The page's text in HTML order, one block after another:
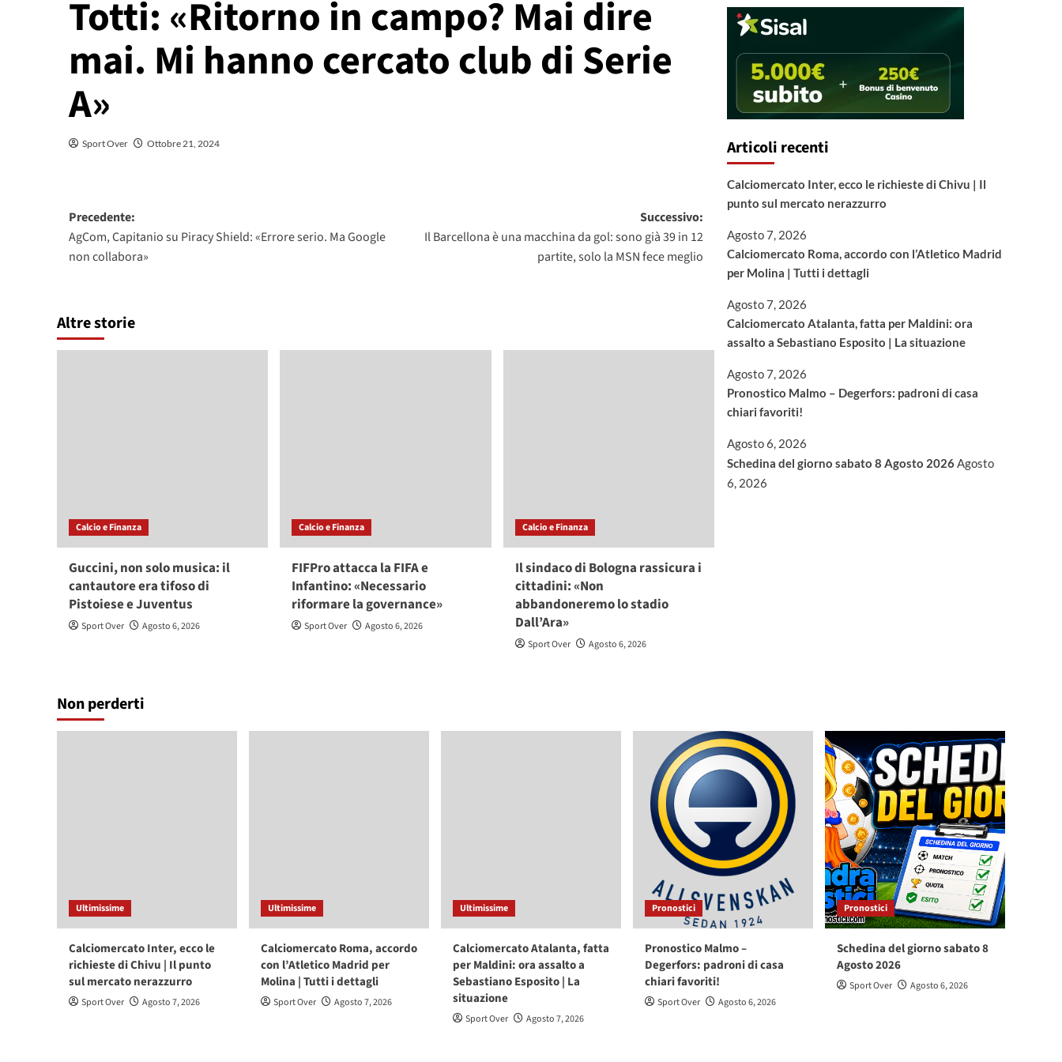
Totti: «Ritorno in campo? Mai dire
mai. Mi hanno cercato club di Serie
A»
Sport Over Ottobre 21, 2024
Navigazione
articolo
Precedente:
AgCom, Capitanio su Piracy Shield: «Errore serio. Ma Google
non collabora»
Successivo:
Il Barcellona è una macchina da gol: sono già 39 in 12
partite, solo la MSN fece meglio
Altre storie
Calcio e Finanza
Guccini, non solo musica: il
cantautore era tifoso di
Pistoiese e Juventus
Sport Over Agosto 6, 2026
Calcio e Finanza
FIFPro attacca la FIFA e
Infantino: «Necessario
riformare la governance»
Sport Over Agosto 6, 2026
Calcio e Finanza
Il sindaco di Bologna rassicura i
cittadini: «Non
abbandoneremo lo stadio
Dall’Ara»
Sport Over Agosto 6, 2026
Articoli recenti
Calciomercato Inter, ecco le richieste di Chivu | Il
punto sul mercato nerazzurro
Agosto 7, 2026
Calciomercato Roma, accordo con l’Atletico Madrid
per Molina | Tutti i dettagli
Agosto 7, 2026
Calciomercato Atalanta, fatta per Maldini: ora
assalto a Sebastiano Esposito | La situazione
Agosto 7, 2026
Pronostico Malmo – Degerfors: padroni di casa
chiari favoriti!
Agosto 6, 2026
Schedina del giorno sabato 8 Agosto 2026Agosto
6, 2026
Non perderti
Ultimissime
Calciomercato Inter, ecco le
richieste di Chivu | Il punto
sul mercato nerazzurro
Sport Over Agosto 7, 2026
Ultimissime
Calciomercato Roma, accordo
con l’Atletico Madrid per
Molina | Tutti i dettagli
Sport Over Agosto 7, 2026
Ultimissime
Calciomercato Atalanta, fatta
per Maldini: ora assalto a
Sebastiano Esposito | La
situazione
Sport Over Agosto 7, 2026
Pronostici
Pronostico Malmo –
Degerfors: padroni di casa
chiari favoriti!
Sport Over Agosto 6, 2026
Pronostici
Schedina del giorno sabato 8
Agosto 2026
Sport Over Agosto 6, 2026